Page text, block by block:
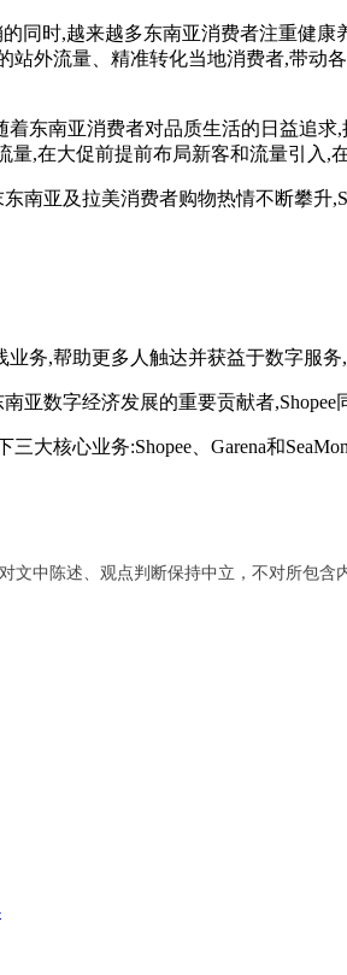
同时,越来越多东南亚消费者注重健
站外流量、精准转化当地消费者,带
东南亚消费者对品质生活的日益追
,在大促前提前布局新客和流量引入,
南亚及拉美消费者购物热情不断攀
务,帮助更多人触达并获益于数字服
亚数字经济发展的重要贡献者
大核心业务:Shopee、Garena和
中陈述、观点判断保持中立，不对所包